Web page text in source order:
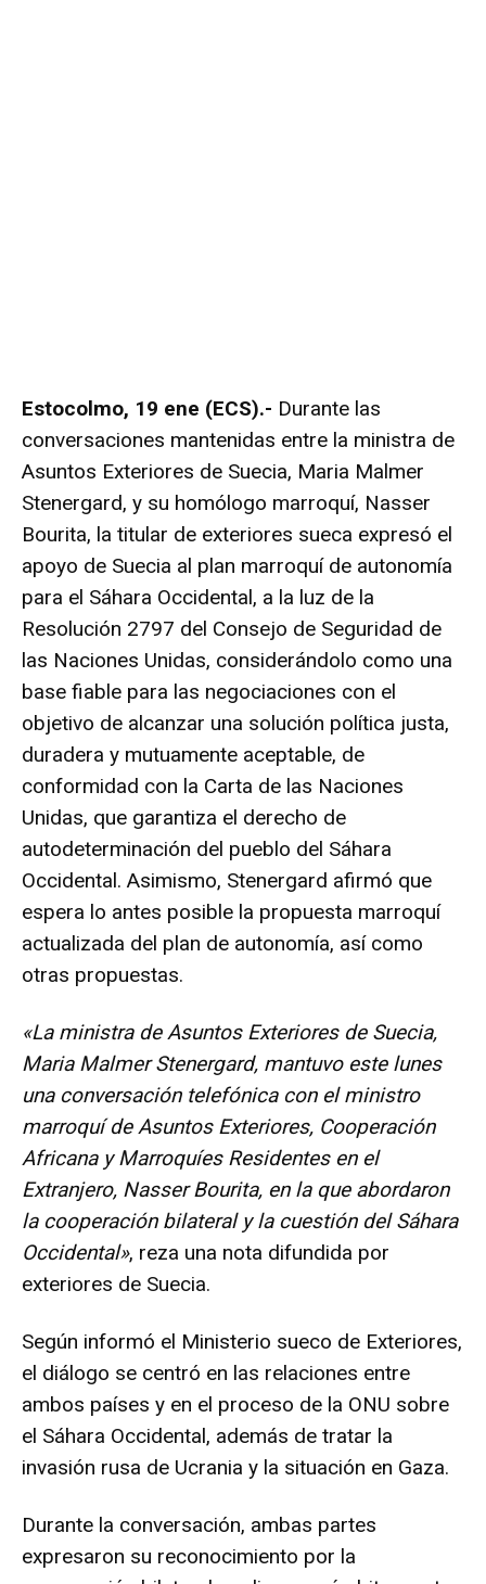
Estocolmo, 19 ene (ECS).- Durante las
conversaciones mantenidas entre la ministra de
Asuntos Exteriores de Suecia, Maria Malmer
Stenergard, y su homólogo marroquí, Nasser
Bourita, la titular de exteriores sueca expresó el
apoyo de Suecia al plan marroquí de autonomía
para el Sáhara Occidental, a la luz de la
Resolución 2797 del Consejo de Seguridad de
las Naciones Unidas, considerándolo como una
base fiable para las negociaciones con el
objetivo de alcanzar una solución política justa,
duradera y mutuamente aceptable, de
conformidad con la Carta de las Naciones
Unidas, que garantiza el derecho de
autodeterminación del pueblo del Sáhara
Occidental. Asimismo, Stenergard afirmó que
espera lo antes posible la propuesta marroquí
actualizada del plan de autonomía, así como
otras propuestas.
«La ministra de Asuntos Exteriores de Suecia,
Maria Malmer Stenergard, mantuvo este lunes
una conversación telefónica con el ministro
marroquí de Asuntos Exteriores, Cooperación
Africana y Marroquíes Residentes en el
Extranjero, Nasser Bourita, en la que abordaron
la cooperación bilateral y la cuestión del Sáhara
Occidental», reza una nota difundida por
exteriores de Suecia.
Según informó el Ministerio sueco de Exteriores,
el diálogo se centró en las relaciones entre
ambos países y en el proceso de la ONU sobre
el Sáhara Occidental, además de tratar la
invasión rusa de Ucrania y la situación en Gaza.
Durante la conversación, ambas partes
expresaron su reconocimiento por la